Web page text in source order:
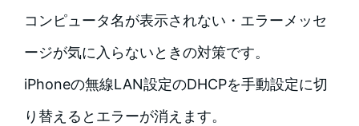
コンピュータ名が表示されない・エラーメッセ
ージが気に入らないときの対策です。
iPhoneの無線LAN設定のDHCPを手動設定に切
り替えるとエラーが消えます。